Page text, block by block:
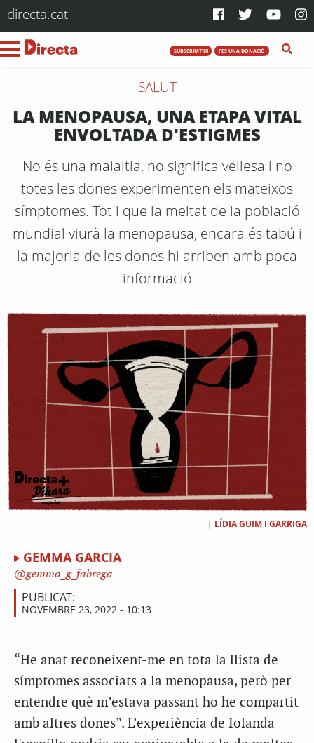
directa.cat
SUBSCRIU-T'HI FES UNA DONACIÓ
SALUT
LA MENOPAUSA, UNA ETAPA VITAL
ENVOLTADA D'ESTIGMES
No és una malaltia, no significa vellesa i no
totes les dones experimenten els mateixos
símptomes. Tot i que la meitat de la població
mundial viurà la menopausa, encara és tabú i
la majoria de les dones hi arriben amb poca
informació
| LÍDIA GUIM I GARRIGA
GEMMA GARCIA
gemma_g_fabrega
PUBLICAT:
NOVEMBRE 23, 2022 - 10:13
“He anat reconeixent-me en tota la llista de
símptomes associats a la menopausa, però per
entendre què m’estava passant ho he compartit
amb altres dones”. L’experiència de Iolanda